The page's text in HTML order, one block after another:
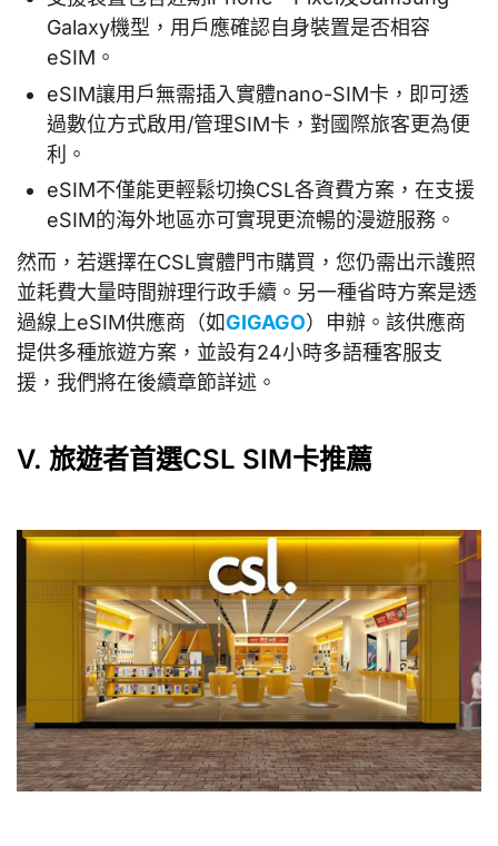
Galaxy機型，用戶應確認自身裝置是否相容
eSIM。
eSIM讓用戶無需插入實體nano-SIM卡，即可透
過數位方式啟用/管理SIM卡，對國際旅客更為便
利。
eSIM不僅能更輕鬆切換CSL各資費方案，在支援
eSIM的海外地區亦可實現更流暢的漫遊服務。
然而，若選擇在CSL實體門市購買，您仍需出示護照
並耗費大量時間辦理行政手續。另一種省時方案是透
過線上eSIM供應商（如GIGAGO）申辦。該供應商
提供多種旅遊方案，並設有24小時多語種客服支
援，我們將在後續章節詳述。
V. 旅遊者首選CSL SIM卡推薦